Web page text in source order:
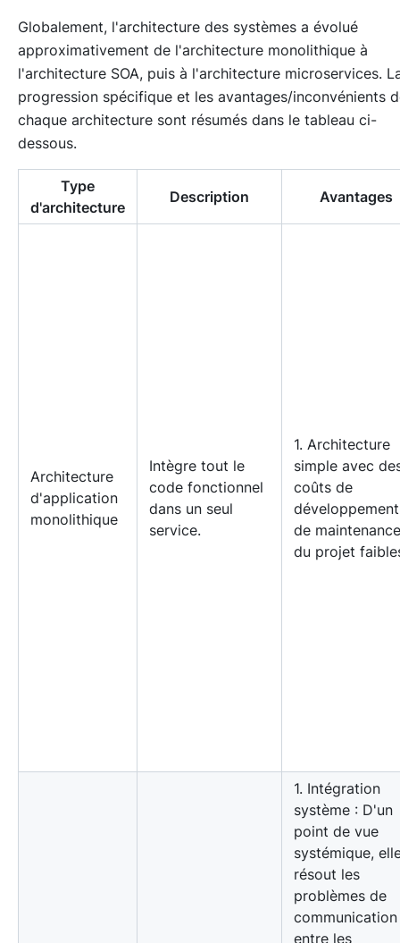
Globalement, l'architecture des systèmes a évolué
approximativement de l'architecture monolithique à
l'architecture SOA, puis à l'architecture microservices.
progression spécifique et les avantages/inconvénients
chaque architecture sont résumés dans le tableau ci-
dessous.
Type
d'architecture
Description Avantages
Architecture
d'application
monolithique
Intègre tout le
code fonctionnel
dans un seul
service.
1. Architecture
simple avec
coûts de
de maintenance
du projet
1. Intégration
système : D'un
point de vue
systémique,
résout les
problèmes de
communication
entre les